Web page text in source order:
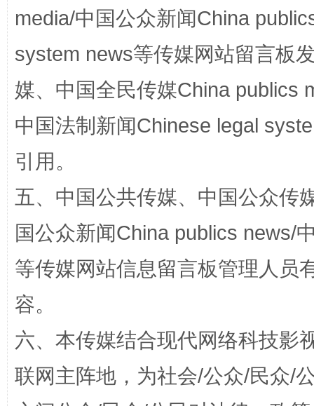
网上购药对药下症？
media/中国公众新闻China
system news等传媒网站留言板
媒、中国全民传媒China publics
中国法制新闻Chinese legal
引用。
五、中国公共传媒、中国公众传
国公众新闻China publics news/
等传媒网站信息留言板管理人员
容。
六、本传媒结合现代网络科技影
联网主阵地，为社会/公众/民众/